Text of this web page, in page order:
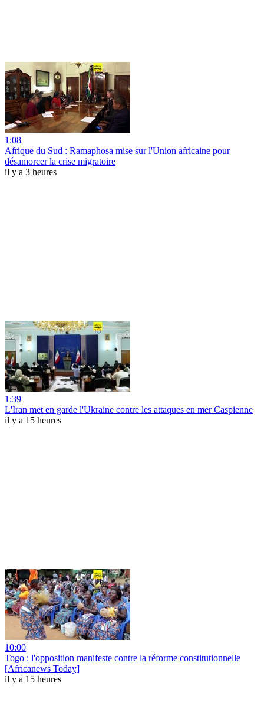
1:08
Afrique du Sud : Ramaphosa mise sur l'Union africaine pour
désamorcer la crise migratoire
il y a 3 heures
1:39
L'Iran met en garde l'Ukraine contre les attaques en mer Caspienne
il y a 15 heures
10:00
Togo : l'opposition manifeste contre la réforme constitutionnelle
[Africanews Today]
il y a 15 heures